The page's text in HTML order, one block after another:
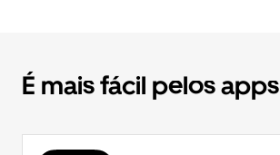
É mais fácil pelos apps